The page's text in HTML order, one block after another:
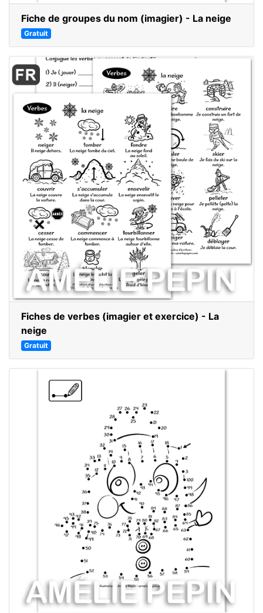
Fiche de groupes du nom (imagier) - La neige
Gratuit
Fiches de verbes (imagier et exercice) - La
neige
Gratuit